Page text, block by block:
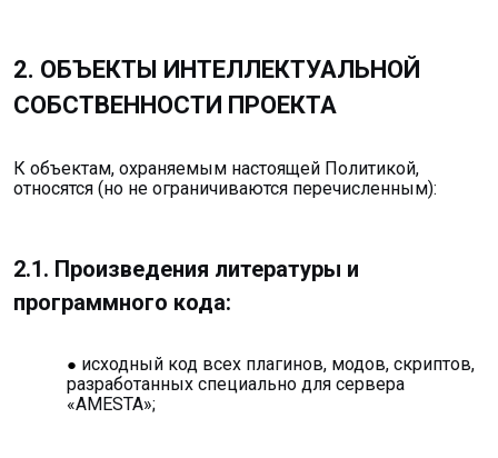
2. ОБЪЕКТЫ ИНТЕЛЛЕКТУАЛЬНОЙ
СОБСТВЕННОСТИ ПРОЕКТА
К объектам, охраняемым настоящей Политикой,
относятся (но не ограничиваются перечисленным):
2.1. Произведения литературы и
программного кода:
исходный код всех плагинов, модов, скриптов,
разработанных специально для сервера
«AMESTA»;